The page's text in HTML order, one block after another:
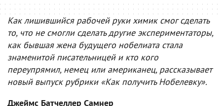
Как лишившийся рабочей руки химик смог сделать
то, что не смогли сделать другие экспериментаторы,
как бывшая жена будущего нобелиата стала
знаменитой писательницей и кто кого
переупрямил, немец или американец, рассказывает
новый выпуск рубрики «Как получить Нобелевку».
Джеймс Батчеллер Самнер